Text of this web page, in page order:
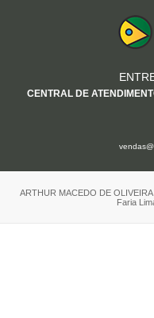
CENTRAL DE
ARTHUR MACEDO DE
Faria